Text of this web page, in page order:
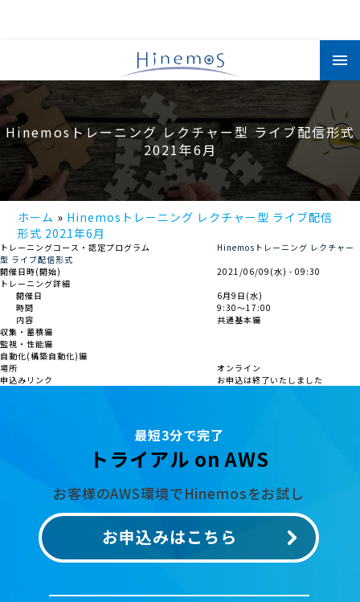
コ
ン
テ
ツHinemosトレーニング レクチャー型 ライブ配信形式
2021年6月
ホーム
Hinemosトレーニング レクチャー型 ライブ配信
形式 2021年6月
トレーニングコース・認定プログラム
Hinemosトレーニング レクチャー
型 ライブ配信形式
開催日時(開始)
2021/06/09(水) - 09:30
トレーニング詳細
開催日
6月9日(水)
時間
9:30～17:00
内容
共通基本編
収集・蓄積編
監視・性能編
自動化(構築自動化)編
場所
オンライン
申込みリンク
お申込は終了いたしました
最短3分で完了
トライアル on AWS
お客様のAWS環境でHinemosをお試し
お申込みはこちら